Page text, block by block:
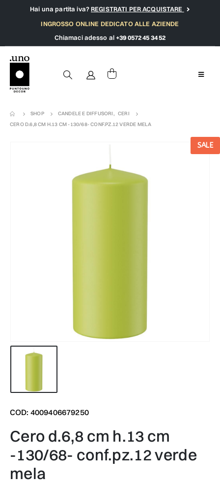
Hai una partita iva?REGISTRATI PER ACQUISTARE
INGROSSO ONLINE DEDICATO ALLE AZIENDE
Chiamaci adesso al +39 0572 45 34 52
SHOP CANDELE E DIFFUSORI, CERI
CERO D.6,8 CM H.13 CM -130/68- CONF.PZ.12 VERDE MELA
SALE
COD: 4009406679250
cero d.6,8 cm h.13 cm
-130/68- conf.pz.12 verde
mela